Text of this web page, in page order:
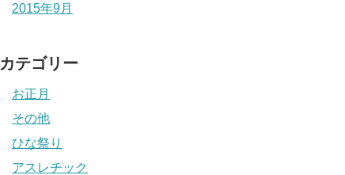
2015年9月
カテゴリー
お正月
その他
ひな祭り
アスレチック